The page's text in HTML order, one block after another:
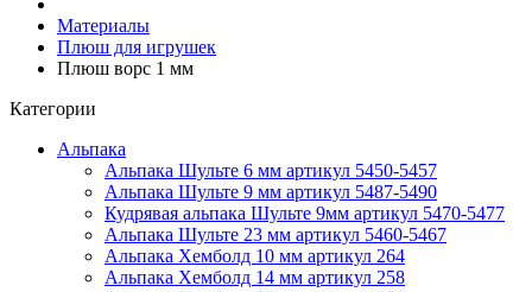
Материалы
Плюш для игрушек
Плюш ворс 1 мм
Категории
Альпака
Альпака Шульте 6 мм артикул 5450-5457
Альпака Шульте 9 мм артикул 5487-5490
Кудрявая альпака Шульте 9мм артикул 5470-5477
Альпака Шульте 23 мм артикул 5460-5467
Альпака Хемболд 10 мм артикул 264
Альпака Хемболд 14 мм артикул 258